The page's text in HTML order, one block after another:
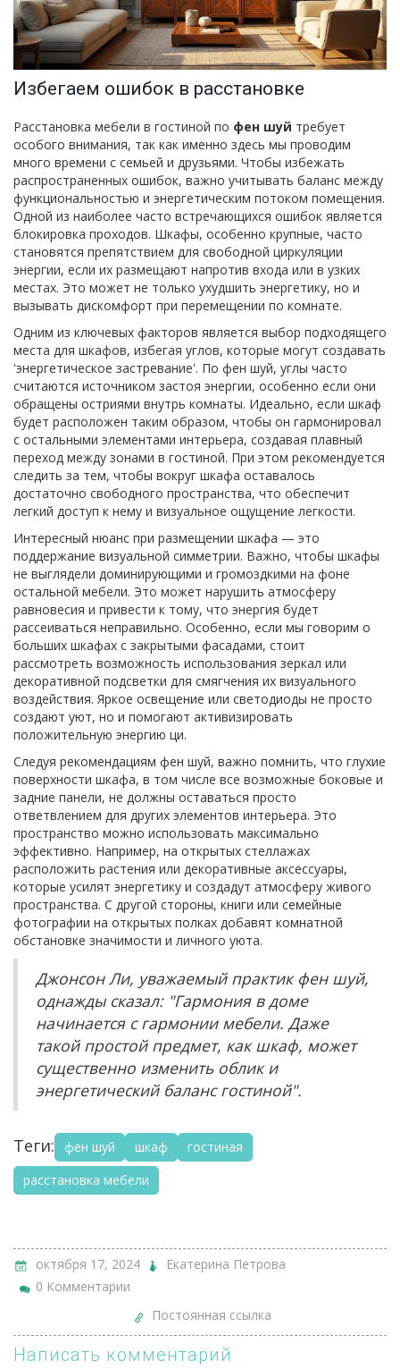
Избегаем ошибок в расстановке
Расстановка мебели в гостиной по фен шуй требует
особого внимания, так как именно здесь мы проводим
много времени с семьей и друзьями. Чтобы избежать
распространенных ошибок, важно учитывать баланс между
функциональностью и энергетическим потоком помещения.
Одной из наиболее часто встречающихся ошибок является
блокировка проходов. Шкафы, особенно крупные, часто
становятся препятствием для свободной циркуляции
энергии, если их размещают напротив входа или в узких
местах. Это может не только ухудшить энергетику, но и
вызывать дискомфорт при перемещении по комнате.
Одним из ключевых факторов является выбор подходящего
места для шкафов, избегая углов, которые могут создавать
'энергетическое застревание'. По фен шуй, углы часто
считаются источником застоя энергии, особенно если они
обращены остриями внутрь комнаты. Идеально, если шкаф
будет расположен таким образом, чтобы он гармонировал
с остальными элементами интерьера, создавая плавный
переход между зонами в гостиной. При этом рекомендуется
следить за тем, чтобы вокруг шкафа оставалось
достаточно свободного пространства, что обеспечит
легкий доступ к нему и визуальное ощущение легкости.
Интересный нюанс при размещении шкафа — это
поддержание визуальной симметрии. Важно, чтобы шкафы
не выглядели доминирующими и громоздкими на фоне
остальной мебели. Это может нарушить атмосферу
равновесия и привести к тому, что энергия будет
рассеиваться неправильно. Особенно, если мы говорим о
больших шкафах с закрытыми фасадами, стоит
рассмотреть возможность использования зеркал или
декоративной подсветки для смягчения их визуального
воздействия. Яркое освещение или светодиоды не просто
создают уют, но и помогают активизировать
положительную энергию ци.
Следуя рекомендациям фен шуй, важно помнить, что глухие
поверхности шкафа, в том числе все возможные боковые и
задние панели, не должны оставаться просто
ответвлением для других элементов интерьера. Это
пространство можно использовать максимально
эффективно. Например, на открытых стеллажах
расположить растения или декоративные аксессуары,
которые усилят энергетику и создадут атмосферу живого
пространства. С другой стороны, книги или семейные
фотографии на открытых полках добавят комнатной
обстановке значимости и личного уюта.
Джонсон Ли, уважаемый практик фен шуй,
однажды сказал: "Гармония в доме
начинается с гармонии мебели. Даже
такой простой предмет, как шкаф, может
существенно изменить облик и
энергетический баланс гостиной".
Теги: фен шуй шкаф
гостиная
расстановка мебели
октября 17, 2024
Екатерина Петрова
0 Комментарии
Постоянная ссылка
Написать комментарий